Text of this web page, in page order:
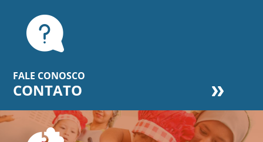
FALE CONOSCO
CONTATO